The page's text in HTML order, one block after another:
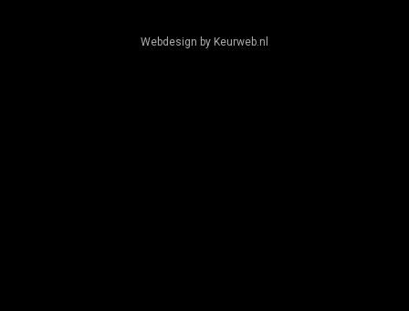
Webdesign by Keurweb.nl